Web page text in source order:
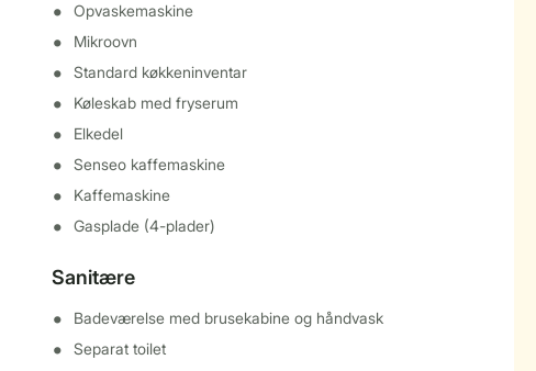
Opvaskemaskine
Mikroovn
Standard køkkeninventar
Køleskab med fryserum
Elkedel
Senseo kaffemaskine
Kaffemaskine
Gasplade (4-plader)
Sanitære
Badeværelse med brusekabine og håndvask
Separat toilet